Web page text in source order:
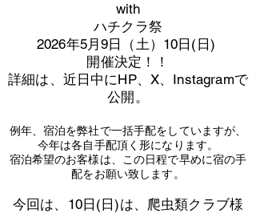
with
​ハチクラ祭
2026年5月9日（土）10日(日)
​開催決定！！
詳細は、近日中にHP、X、Instagramで
公開。
例年、宿泊を弊社で一括手配をしていますが、
今年は各自手配頂く形になります。
​宿泊希望のお客様は、この日程で早めに宿の手
配をお願い致します。
​今回は、10日(日)は、爬虫類クラブ様